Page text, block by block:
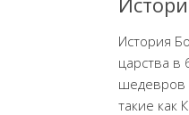
История
царства в
шедевров
такие как